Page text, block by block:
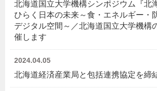
北海道国立大学機構シンポジウム『北
ひらく日本の未来～食・エネルギー・
デジタル空間～／北海道国立大学機構
催します
2024.04.05
北海道経済産業局と包括連携協定を締